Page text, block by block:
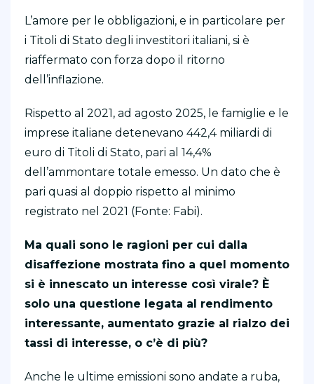
L’amore per le obbligazioni, e in particolare per
i Titoli di Stato degli investitori italiani, si è
riaffermato con forza dopo il ritorno
dell’inflazione.
Rispetto al 2021, ad agosto 2025, le famiglie e le
imprese italiane detenevano 442,4 miliardi di
euro di Titoli di Stato, pari al 14,4%
dell’ammontare totale emesso. Un dato che è
pari quasi al doppio rispetto al minimo
registrato nel 2021 (Fonte: Fabi).
Ma quali sono le ragioni per cui dalla
disaffezione mostrata fino a quel momento
si è innescato un interesse così virale? È
solo una questione legata al rendimento
interessante, aumentato grazie al rialzo dei
tassi di interesse, o c’è di più?
Anche le ultime emissioni sono andate a ruba,